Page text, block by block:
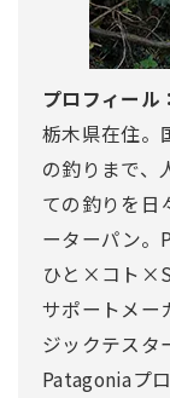
プロフィール：
栃木県在住。
の釣りまで、
ての釣りを日
ーターパン。
ひと×コト
サポートメー
ジックテスタ
Patagoniaプ